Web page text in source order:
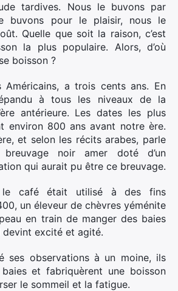
tardives. Nous le buvons par
buvons pour le plaisir, nous le
Quelle que soit la raison, c’est
la plus populaire. Alors, d’où
boisson ?
a trois cents ans. En
à tous les niveaux de la
antérieure. Les dates les plus
environ 800 ans avant notre ère.
et selon les récits arabes, parle
breuvage noir amer doté d’un
qui aurait pu être ce breuvage.
le café était utilisé à des fins
un éleveur de chèvres yéménite
en train de manger des baies
devint excité et agité.
ses observations à un moine, ils
et fabriquèrent une boisson
le sommeil et la fatigue.